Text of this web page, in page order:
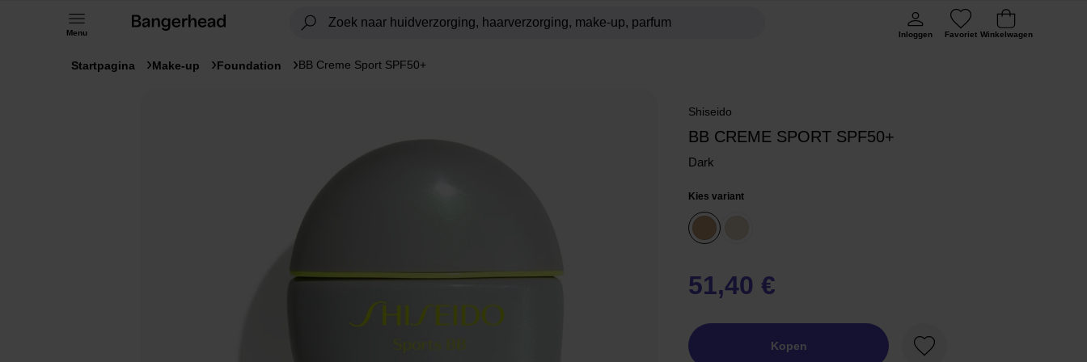
Menu Inloggen Favoriet Winkelwagen
Startpagina Make-up Foundation BB Creme Sport SPF50+
Shiseido
BB CREME SPORT SPF50+
Dark
Kies variant
51,40 €
Kopen
Favoriet